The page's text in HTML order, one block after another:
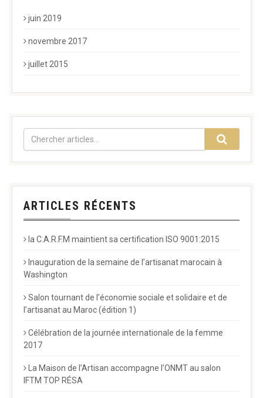
juin 2019
novembre 2017
juillet 2015
ARTICLES RÉCENTS
la C.A.R.F.M maintient sa certification ISO 9001:2015
Inauguration de la semaine de l’artisanat marocain à
Washington
Salon tournant de l’économie sociale et solidaire et de
l’artisanat au Maroc (édition 1)
Célébration de la journée internationale de la femme
2017
La Maison de l’Artisan accompagne l’ONMT au salon
IFTM TOP RÉSA